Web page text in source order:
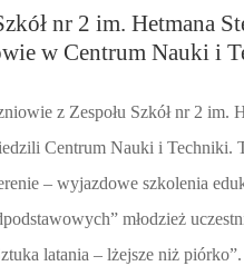
nr 2 im. Hetmana
w Centrum Nauki i
z Zespołu Szkół nr 2 im.
Centrum Nauki i Techniki.
– wyjazdowe szkolenia
młodzież
latania – lżejsze niż piórko”.